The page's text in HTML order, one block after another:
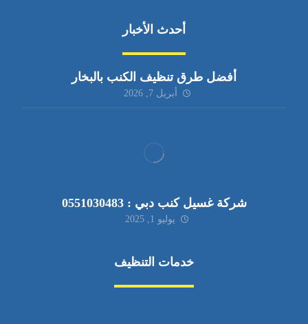
أحدث الأخبار
أفضل طرق تنظيف الكنب بالبخار
أبريل 7, 2026
شركة غسيل كنب دبي : 0551030483
يوليو 1, 2025
خدمات التنظيف